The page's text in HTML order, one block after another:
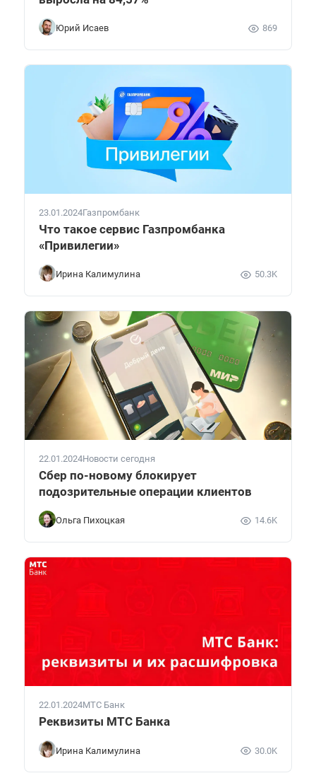
Юрий Исаев 869
23.01.2024Газпромбанк
Что такое сервис Газпромбанка
«Привилегии»
Ирина Калимулина 50.3K
22.01.2024Новости сегодня
Сбер по-новому блокирует
подозрительные операции клиентов
Ольга Пихоцкая 14.6K
22.01.2024МТС Банк
Реквизиты МТС Банка
Ирина Калимулина 30.0K